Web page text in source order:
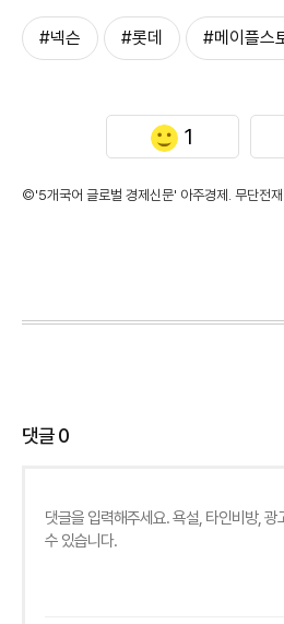
#넥슨 #롯데 #메이플스
1
©'5개국어 글로벌 경제신문' 아주경제. 무단전재
댓글0